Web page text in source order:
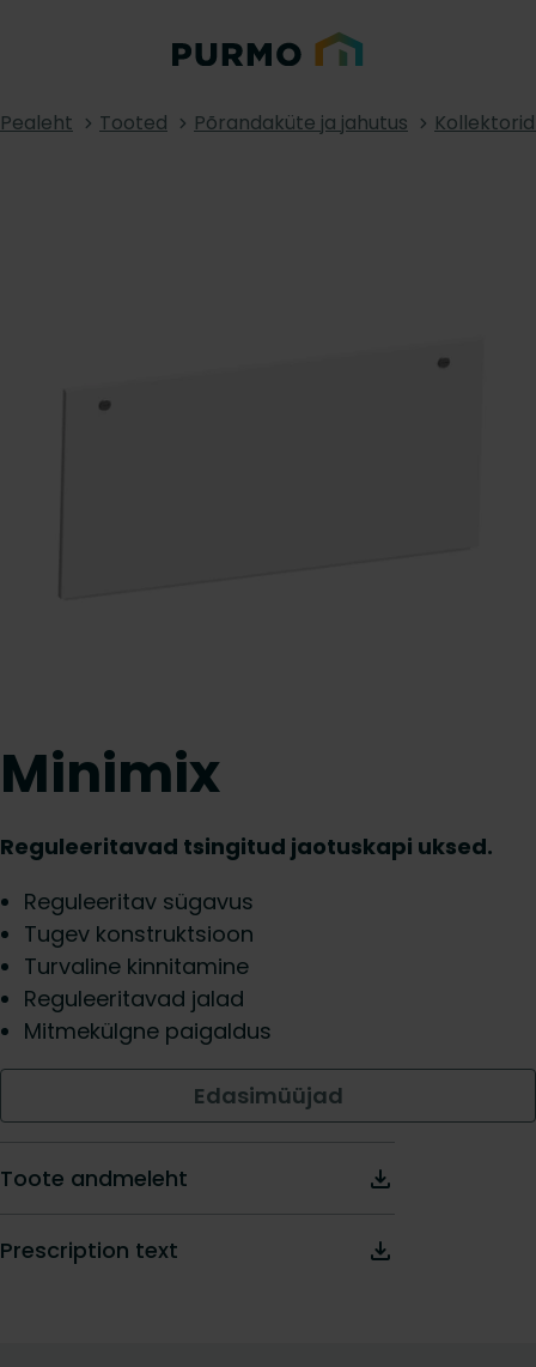
Pealeht Tooted Põrandaküte ja jahutus
Minimix
Reguleeritavad tsingitud jaotuskapi uksed.
Reguleeritav sügavus
Tugev konstruktsioon
Turvaline kinnitamine
Reguleeritavad jalad
Mitmekülgne paigaldus
Edasimüüjad
Toote andmeleht
Prescription text